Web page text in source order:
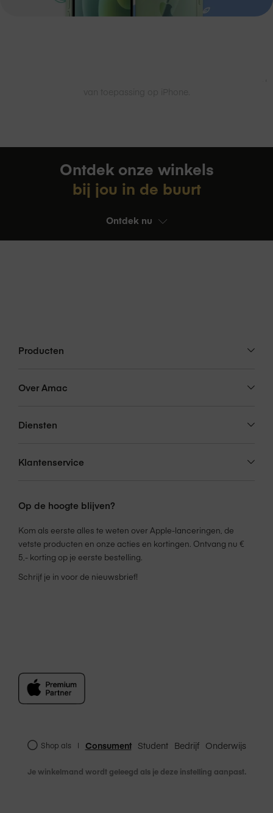
van toepassing op iPhone.
Ontdek onze winkels
bij jou in de buurt
Ontdek nu
Producten
Over Amac
Diensten
Klantenservice
Op de hoogte blijven?
Kom als eerste alles te weten over Apple-lanceringen, de
vetste producten en onze acties en kortingen. Ontvang nu €
5,- korting op je eerste bestelling.
Schrijf je in voor de nieuwsbrief!
Shop als | Consument Student Bedrijf Onderwijs
Je winkelmand wordt geleegd als je deze instelling aanpast.